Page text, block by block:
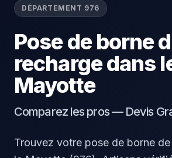
DÉPARTEMENT 976
Pose de borne
recharge dans
Mayotte
Comparez les pros — Devis
Trouvez votre pose de borne